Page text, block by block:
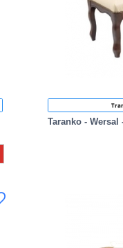
Taranko - Wersal